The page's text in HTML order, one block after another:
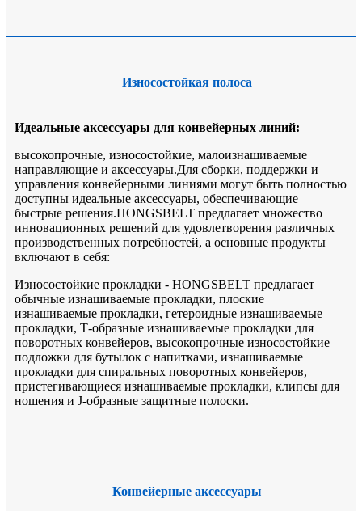
Износостойкая полоса
Идеальные аксессуары для конвейерных линий:
высокопрочные, износостойкие, малоизнашиваемые
направляющие и аксессуары.Для сборки, поддержки и
управления конвейерными линиями могут быть полностью
доступны идеальные аксессуары, обеспечивающие
быстрые решения.HONGSBELT предлагает множество
инновационных решений для удовлетворения различных
производственных потребностей, а основные продукты
включают в себя:
Износостойкие прокладки - HONGSBELT предлагает
обычные изнашиваемые прокладки, плоские
изнашиваемые прокладки, гетероидные изнашиваемые
прокладки, Т-образные изнашиваемые прокладки для
поворотных конвейеров, высокопрочные износостойкие
подложки для бутылок с напитками, изнашиваемые
прокладки для спиральных поворотных конвейеров,
пристегивающиеся изнашиваемые прокладки, клипсы для
ношения и J-образные защитные полоски.
Конвейерные аксессуары